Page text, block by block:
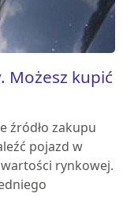
Możesz kupić
źródło zakupu
pojazd w
rynkowej.